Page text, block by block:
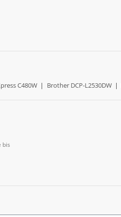
C480W | Brother DCP-L2530DW |
bis